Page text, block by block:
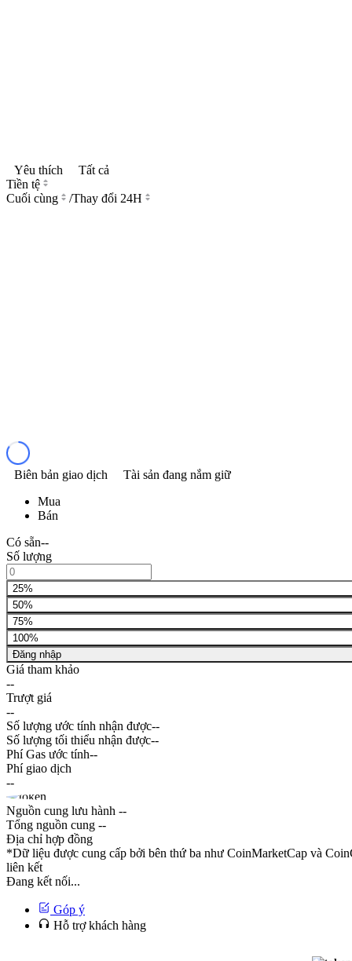
Yêu thích
Tất cả
Tiền tệ
Cuối cùng
/Thay đổi 24H
Biên bản giao dịch
Tài sản đang nắm giữ
Mua
Bán
Có sẵn--
Số lượng
25%
50%
75%
100%
Đăng nhập
Giá tham khảo
--
Trượt giá
--
Số lượng ước tính nhận được--
Số lượng tối thiểu nhận được--
Phí Gas ước tính--
Phí giao dịch
--
Nguồn cung lưu hành --
Tổng nguồn cung --
Địa chỉ hợp đồng
*Dữ liệu được cung cấp bởi bên thứ ba như CoinMarketCap và
liên kết
Đang kết nối...
Góp ý
Hỗ trợ khách hàng